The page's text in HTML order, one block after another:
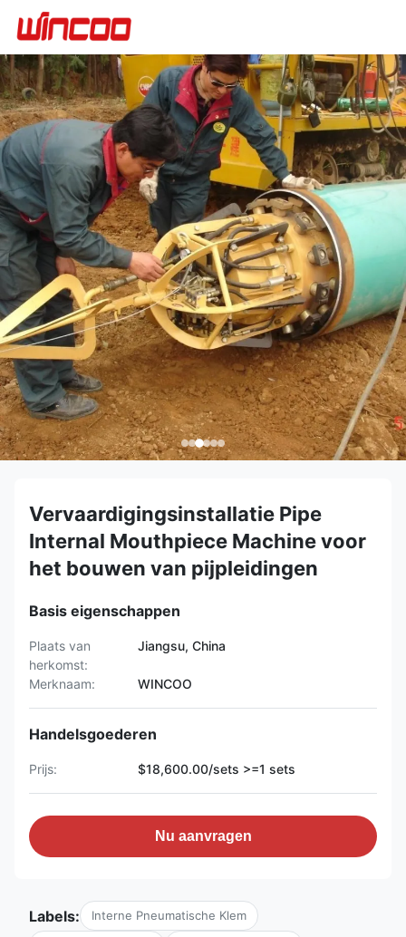
Vervaardigingsinstallatie Pipe
Internal Mouthpiece Machine voor
het bouwen van pijpleidingen
Basis eigenschappen
Plaats van
herkomst:
Jiangsu, China
Merknaam: WINCOO
Handelsgoederen
Prijs: $18,600.00/sets >=1 sets
Nu aanvragen
Labels: Interne Pneumatische Klem